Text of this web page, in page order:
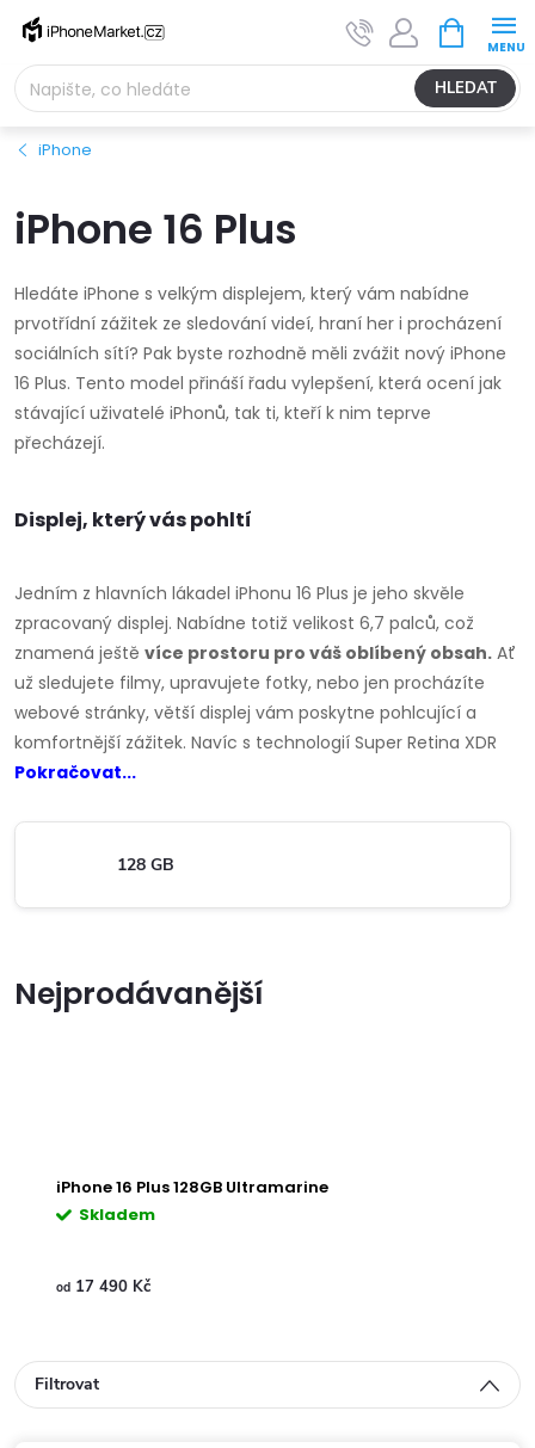
Přejít
obsah
HLEDAT
NÁKUPNÍ
KOŠÍK
iPhone
iPhone 16 Plus
Hledáte iPhone s velkým displejem, který vám nabídne
prvotřídní zážitek ze sledování videí, hraní her i procházení
sociálních sítí? Pak byste rozhodně měli zvážit nový iPhone
16 Plus. Tento model přináší řadu vylepšení, která ocení jak
stávající uživatelé iPhonů, tak ti, kteří k nim teprve
přecházejí.
Displej, který vás pohltí
Jedním z hlavních lákadel iPhonu 16 Plus je jeho skvěle
zpracovaný displej. Nabídne totiž velikost 6,7 palců, což
znamená ještě více prostoru pro váš oblíbený obsah. Ať
už sledujete filmy, upravujete fotky, nebo jen procházíte
webové stránky, větší displej vám poskytne pohlcující a
komfortnější zážitek. Navíc s technologií Super Retina XDR
Pokračovat...
128 GB
Nejprodávanější
iPhone 16 Plus 128GB Ultramarine
Skladem
od 17 490 Kč
Filtrovat